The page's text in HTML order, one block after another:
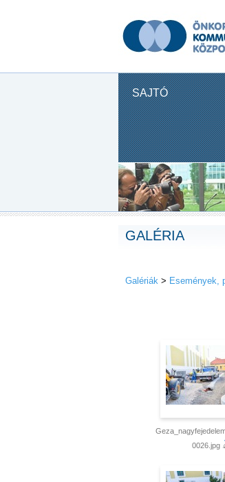
SAJTÓ
GALÉRIA
Galériák > Események,
0026.jpg